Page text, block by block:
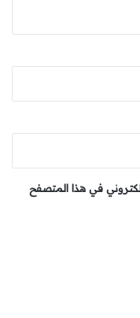
في هذا المتصفح